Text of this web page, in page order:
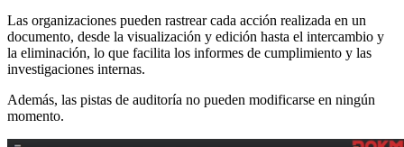
Las organizaciones pueden rastrear cada acción realizada en un
documento, desde la visualización y edición hasta el intercambio y
la eliminación, lo que facilita los informes de cumplimiento y las
investigaciones internas.
Además, las pistas de auditoría no pueden modificarse en ningún
momento.